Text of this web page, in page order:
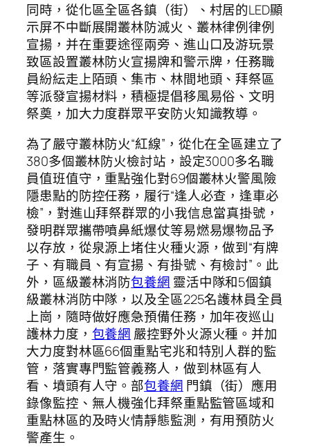
同時，從化區全區各鎮（街）、村居的LED顯
示屏不中斷展開叢林防滅火、叢林律例律例
宣揚，并在重要途徑兩旁、進山口及游玩景
致區設置叢林防火宣揚牌和警示牌，任務職
員紛紜走上陌頭、集市、林間地頭、拜祭區
等派發宣揚材料，積極提倡移風易俗、文明
祭奠，加大力度群眾平安防火知識教導。
為了嚴守叢林防火“紅線”，從化在全區建立了
380多個叢林防火檢討站，設定3000多名職
員值班值守，重點強化對69個叢林火警風險
隱患點的防控任務，履行“逢人必查，逢車必
檢”，對進山拜祭群眾的小我信息當真掛號，
發明群眾攜帶噴鼻紙爆仗等易燃易爆物品予
以存放，從泉源上堵住火種火源，做到“有牌
子、有職員、有宣揚、有掛號、有檢討”。此
外，區級叢林消防包養網 靈活中隊和5個鎮
級叢林消防中隊，以及全區225名護林員全員
上崗，隨時做好應急預備任務，加年夜巡山
護林力度， 包養網 嚴控野外火源火種。并加
大力度對林區66個重點宅兆和特別人群的監
管，落實專門監管義務人，做到林區有人
看、墳頭有人守。部包養網 門鎮（街）應用
錄像監控、無人機強化拜祭重點監管區域和
重點林區的及時火情靜態監測，有用預防火
警產生。